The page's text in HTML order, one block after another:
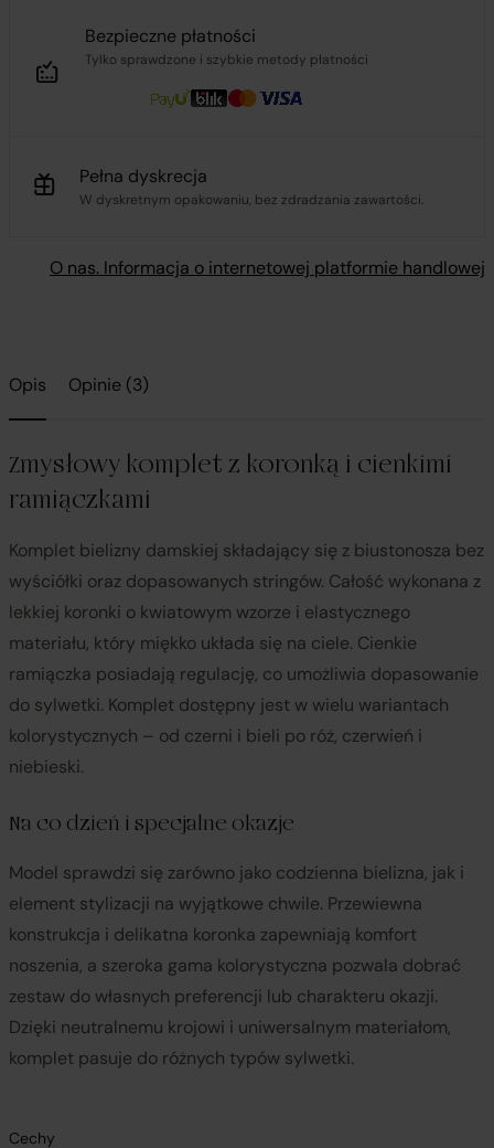
Bezpieczne płatności
Tylko sprawdzone i szybkie metody płatności
Pełna dyskrecja
W dyskretnym opakowaniu, bez zdradzania zawartości.
O nas. Informacja o internetowej platformie handlowej
Opis Opinie (3)
Zmysłowy komplet z koronką i cienkimi
ramiączkami
Komplet bielizny damskiej składający się z biustonosza bez
wyściółki oraz dopasowanych stringów. Całość wykonana z
lekkiej koronki o kwiatowym wzorze i elastycznego
materiału, który miękko układa się na ciele. Cienkie
ramiączka posiadają regulację, co umożliwia dopasowanie
do sylwetki. Komplet dostępny jest w wielu wariantach
kolorystycznych – od czerni i bieli po róż, czerwień i
niebieski.
Na co dzień i specjalne okazje
Model sprawdzi się zarówno jako codzienna bielizna, jak i
element stylizacji na wyjątkowe chwile. Przewiewna
konstrukcja i delikatna koronka zapewniają komfort
noszenia, a szeroka gama kolorystyczna pozwala dobrać
zestaw do własnych preferencji lub charakteru okazji.
Dzięki neutralnemu krojowi i uniwersalnym materiałom,
komplet pasuje do różnych typów sylwetki.
Cechy